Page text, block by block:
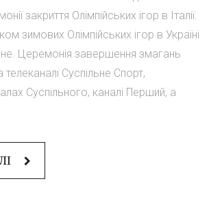
закриття Олімпійських ігор в Італії.
зимових Олімпійських ігор в Україні
Церемонія завершення змагань
Суспільне Спорт,
Суспільного, каналі Перший, а